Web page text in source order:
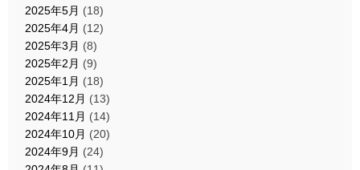
2025年5月 (18)
2025年4月 (12)
2025年3月 (8)
2025年2月 (9)
2025年1月 (18)
2024年12月 (13)
2024年11月 (14)
2024年10月 (20)
2024年9月 (24)